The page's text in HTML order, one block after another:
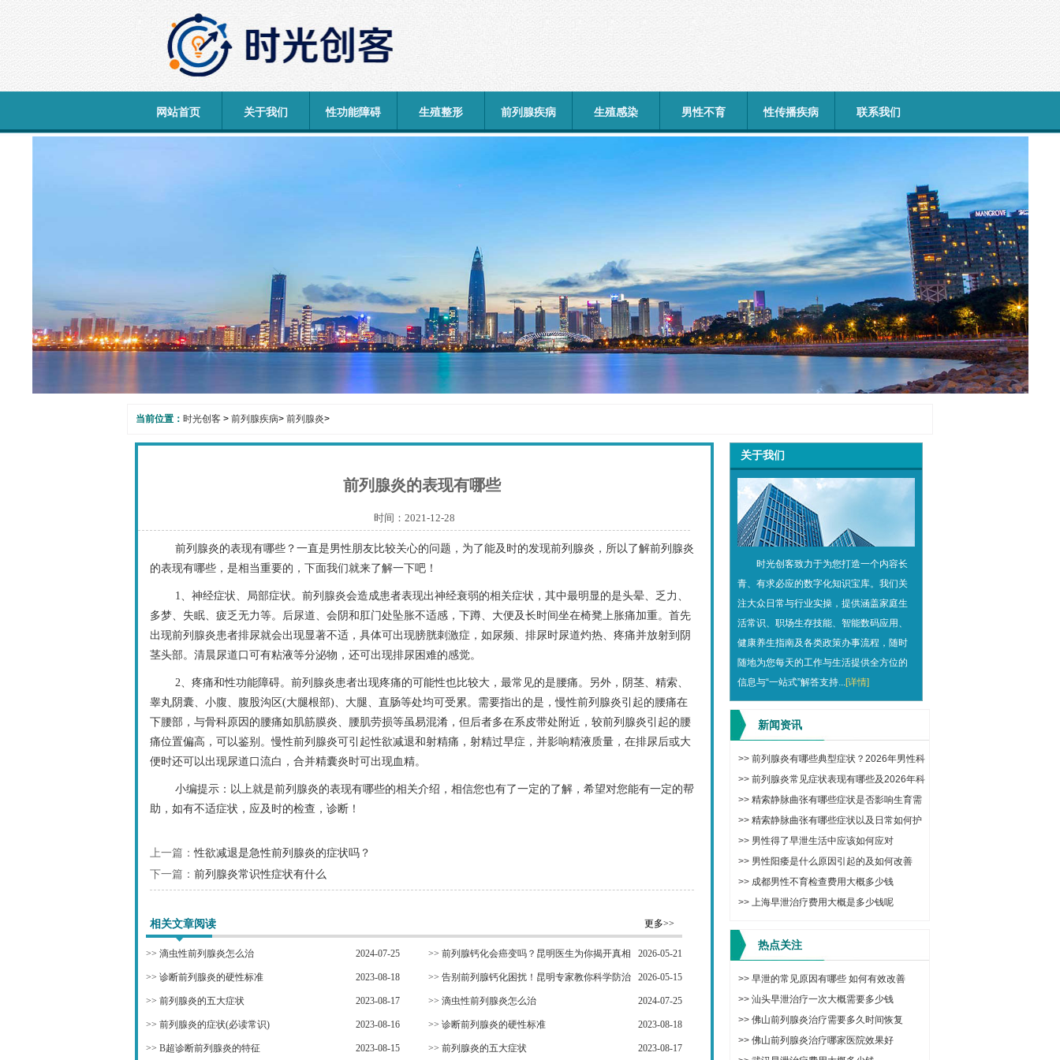
网站首页 关于我们 性功能障碍 生殖整形 前列腺疾病 生殖感染 男性不育 性传播疾病 联系我们
当前位置： 时光创客 > 前列腺疾病> 前列腺炎>
前列腺炎的表现有哪些
时间：2021-12-28
前列腺炎的表现有哪些？一直是男性朋友比较关心的问题，为了能及时的发现前列腺炎，所以了解前列腺炎
的表现有哪些，是相当重要的，下面我们就来了解一下吧！
1、神经症状、局部症状。前列腺炎会造成患者表现出神经衰弱的相关症状，其中最明显的是头晕、乏力、
多梦、失眠、疲乏无力等。后尿道、会阴和肛门处坠胀不适感，下蹲、大便及长时间坐在椅凳上胀痛加重。首先
出现前列腺炎患者排尿就会出现显著不适，具体可出现膀胱刺激症，如尿频、排尿时尿道灼热、疼痛并放射到阴
茎头部。清晨尿道口可有粘液等分泌物，还可出现排尿困难的感觉。
2、疼痛和性功能障碍。前列腺炎患者出现疼痛的可能性也比较大，最常见的是腰痛。另外，阴茎、精索、
睾丸阴囊、小腹、腹股沟区(大腿根部)、大腿、直肠等处均可受累。需要指出的是，慢性前列腺炎引起的腰痛在
下腰部，与骨科原因的腰痛如肌筋膜炎、腰肌劳损等虽易混淆，但后者多在系皮带处附近，较前列腺炎引起的腰
痛位置偏高，可以鉴别。慢性前列腺炎可引起性欲减退和射精痛，射精过早症，并影响精液质量，在排尿后或大
便时还可以出现尿道口流白，合并精囊炎时可出现血精。
小编提示：以上就是前列腺炎的表现有哪些的相关介绍，相信您也有了一定的了解，希望对您能有一定的帮
助，如有不适症状，应及时的检查，诊断！
上一篇：性欲减退是急性前列腺炎的症状吗？
下一篇： 前列腺炎常识性症状有什么
更多>>
相关文章阅读
2024-07-25
>> 滴虫性前列腺炎怎么治
2023-08-18
>> 诊断前列腺炎的硬性标准
2023-08-17
>> 前列腺炎的五大症状
2023-08-16
>> 前列腺炎的症状(必读常识)
2023-08-15
>> B超诊断前列腺炎的特征
2026-05-21
>> 前列腺钙化会癌变吗？昆明医生为你揭开真相
2026-05-15
>> 告别前列腺钙化困扰！昆明专家教你科学防治
新方法 2024-07-25
>> 滴虫性前列腺炎怎么治
2023-08-18
>> 诊断前列腺炎的硬性标准
2023-08-17
>> 前列腺炎的五大症状
关于我们
时光创客致力于为您打造一个内容长
青、有求必应的数字化知识宝库。我们关
注大众日常与行业实操，提供涵盖家庭生
活常识、职场生存技能、智能数码应用、
健康养生指南及各类政策办事流程，随时
随地为您每天的工作与生活提供全方位的
信息与“一站式”解答支持... [详情]
新闻资讯
>> 前列腺炎有哪些典型症状？2026年男性科
学治疗与日常调理方法
>> 前列腺炎常见症状表现有哪些及2026年科
学治疗与预防方法
>> 精索静脉曲张有哪些症状是否影响生育需
要手术吗
>> 精索静脉曲张有哪些症状以及日常如何护
理改善
>> 男性得了早泄生活中应该如何应对
>> 男性阳痿是什么原因引起的及如何改善
>> 成都男性不育检查费用大概多少钱
>>
上海早泄治疗费用大概是多少钱呢
热点关注
>> 早泄的常见原因有哪些 如何有效改善
>> 汕头早泄治疗一次大概需要多少钱
>> 佛山前列腺炎治疗需要多久时间恢复
>> 佛山前列腺炎治疗哪家医院效果好